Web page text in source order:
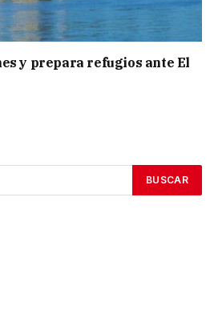
y prepara refugios ante El